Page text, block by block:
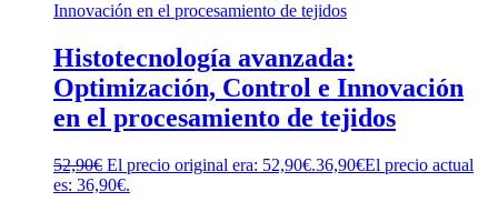
Histotecnología avanzada:
Optimización, Control e Innovación
en el procesamiento de tejidos
52,90€ El precio original era: 52,90€.36,90€El precio actual
es: 36,90€.